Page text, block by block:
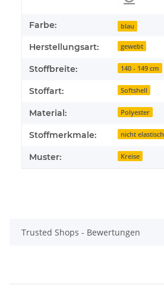
Farbe: blau
Herstellungsart: gewebt
Stoffbreite: 140 - 149 cm
Stoffart: Softshell
Material: Polyester
Stoffmerkmale: nicht elastisch
Muster: Kreise
Trusted Shops - Bewertungen